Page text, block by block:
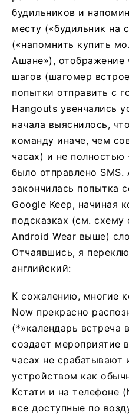
будильников и
месту («будильник на
(«напомнить купить
Ашане»), отображение
шагов (шагомер
попытки отправить с
Hangouts увенчались
начала выяснилось,
команду иначе, чем
часах) и не
было отправлено SMS.
закончилась попытка
Google Keep, начиная
подсказках (см. схему
Android Wear выше)
Отчаявшись, я
английский:
К сожалению, многие
Now прекрасно
(*»календарь встреча
создает мероприятие
часах не срабатывают
устройством как
Кстати и на телефоне
все доступные по